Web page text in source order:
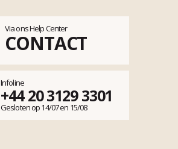
Via ons Help Center
CONTACT
Infoline
+44 20 3129 3301
Gesloten op 14/07 en 15/08